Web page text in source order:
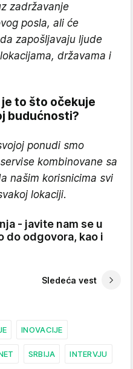
zadržavanje
posla, ali će
zapošljavaju ljude
državama i
to što očekuje
budućnosti?
ponudi smo
kombinovane sa
našim korisnicima svi
lokaciji.
- javite nam se u
do odgovora, kao i
Sledeća vest
INOVACIJE
SRBIJA INTERVJU